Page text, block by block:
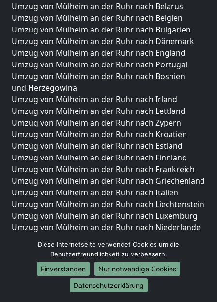
Umzug von Mülheim an der Ruhr nach Belarus
Umzug von Mülheim an der Ruhr nach Belgien
Umzug von Mülheim an der Ruhr nach Bulgarien
Umzug von Mülheim an der Ruhr nach Dänemark
Umzug von Mülheim an der Ruhr nach England
Umzug von Mülheim an der Ruhr nach Portugal
Umzug von Mülheim an der Ruhr nach Bosnien
und Herzegowina
Umzug von Mülheim an der Ruhr nach Irland
Umzug von Mülheim an der Ruhr nach Lettland
Umzug von Mülheim an der Ruhr nach Zypern
Umzug von Mülheim an der Ruhr nach Kroatien
Umzug von Mülheim an der Ruhr nach Estland
Umzug von Mülheim an der Ruhr nach Finnland
Umzug von Mülheim an der Ruhr nach Frankreich
Umzug von Mülheim an der Ruhr nach Griechenland
Umzug von Mülheim an der Ruhr nach Italien
Umzug von Mülheim an der Ruhr nach Liechtenstein
Umzug von Mülheim an der Ruhr nach Luxemburg
Umzug von Mülheim an der Ruhr nach Niederlande
Umzüge-Deutschlandweit
Umzug von Mülheim an der Ruhr nach Berlin
Umzug von Mülheim an der Ruhr nach Hamburg
Diese Internetseite verwendet Cookies um die
Benutzerfreundlichkeit zu verbessern.
Einverstanden
Nur notwendige Cookies
Datenschutzerklärung